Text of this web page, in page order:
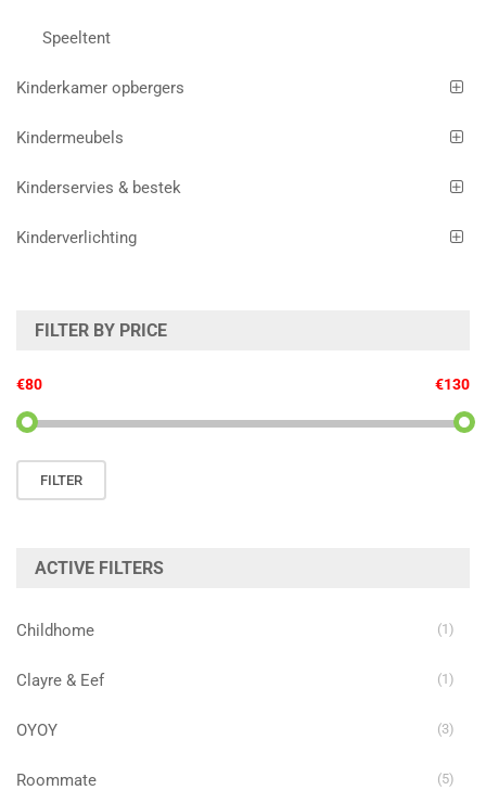
Speeltent
Kinderkamer opbergers
Kindermeubels
Kinderservies & bestek
Kinderverlichting
FILTER BY PRICE
Min.
Max.FILTER
€80 €130
ACTIVE FILTERS
Childhome (1)
Clayre & Eef (1)
OYOY (3)
Roommate (5)